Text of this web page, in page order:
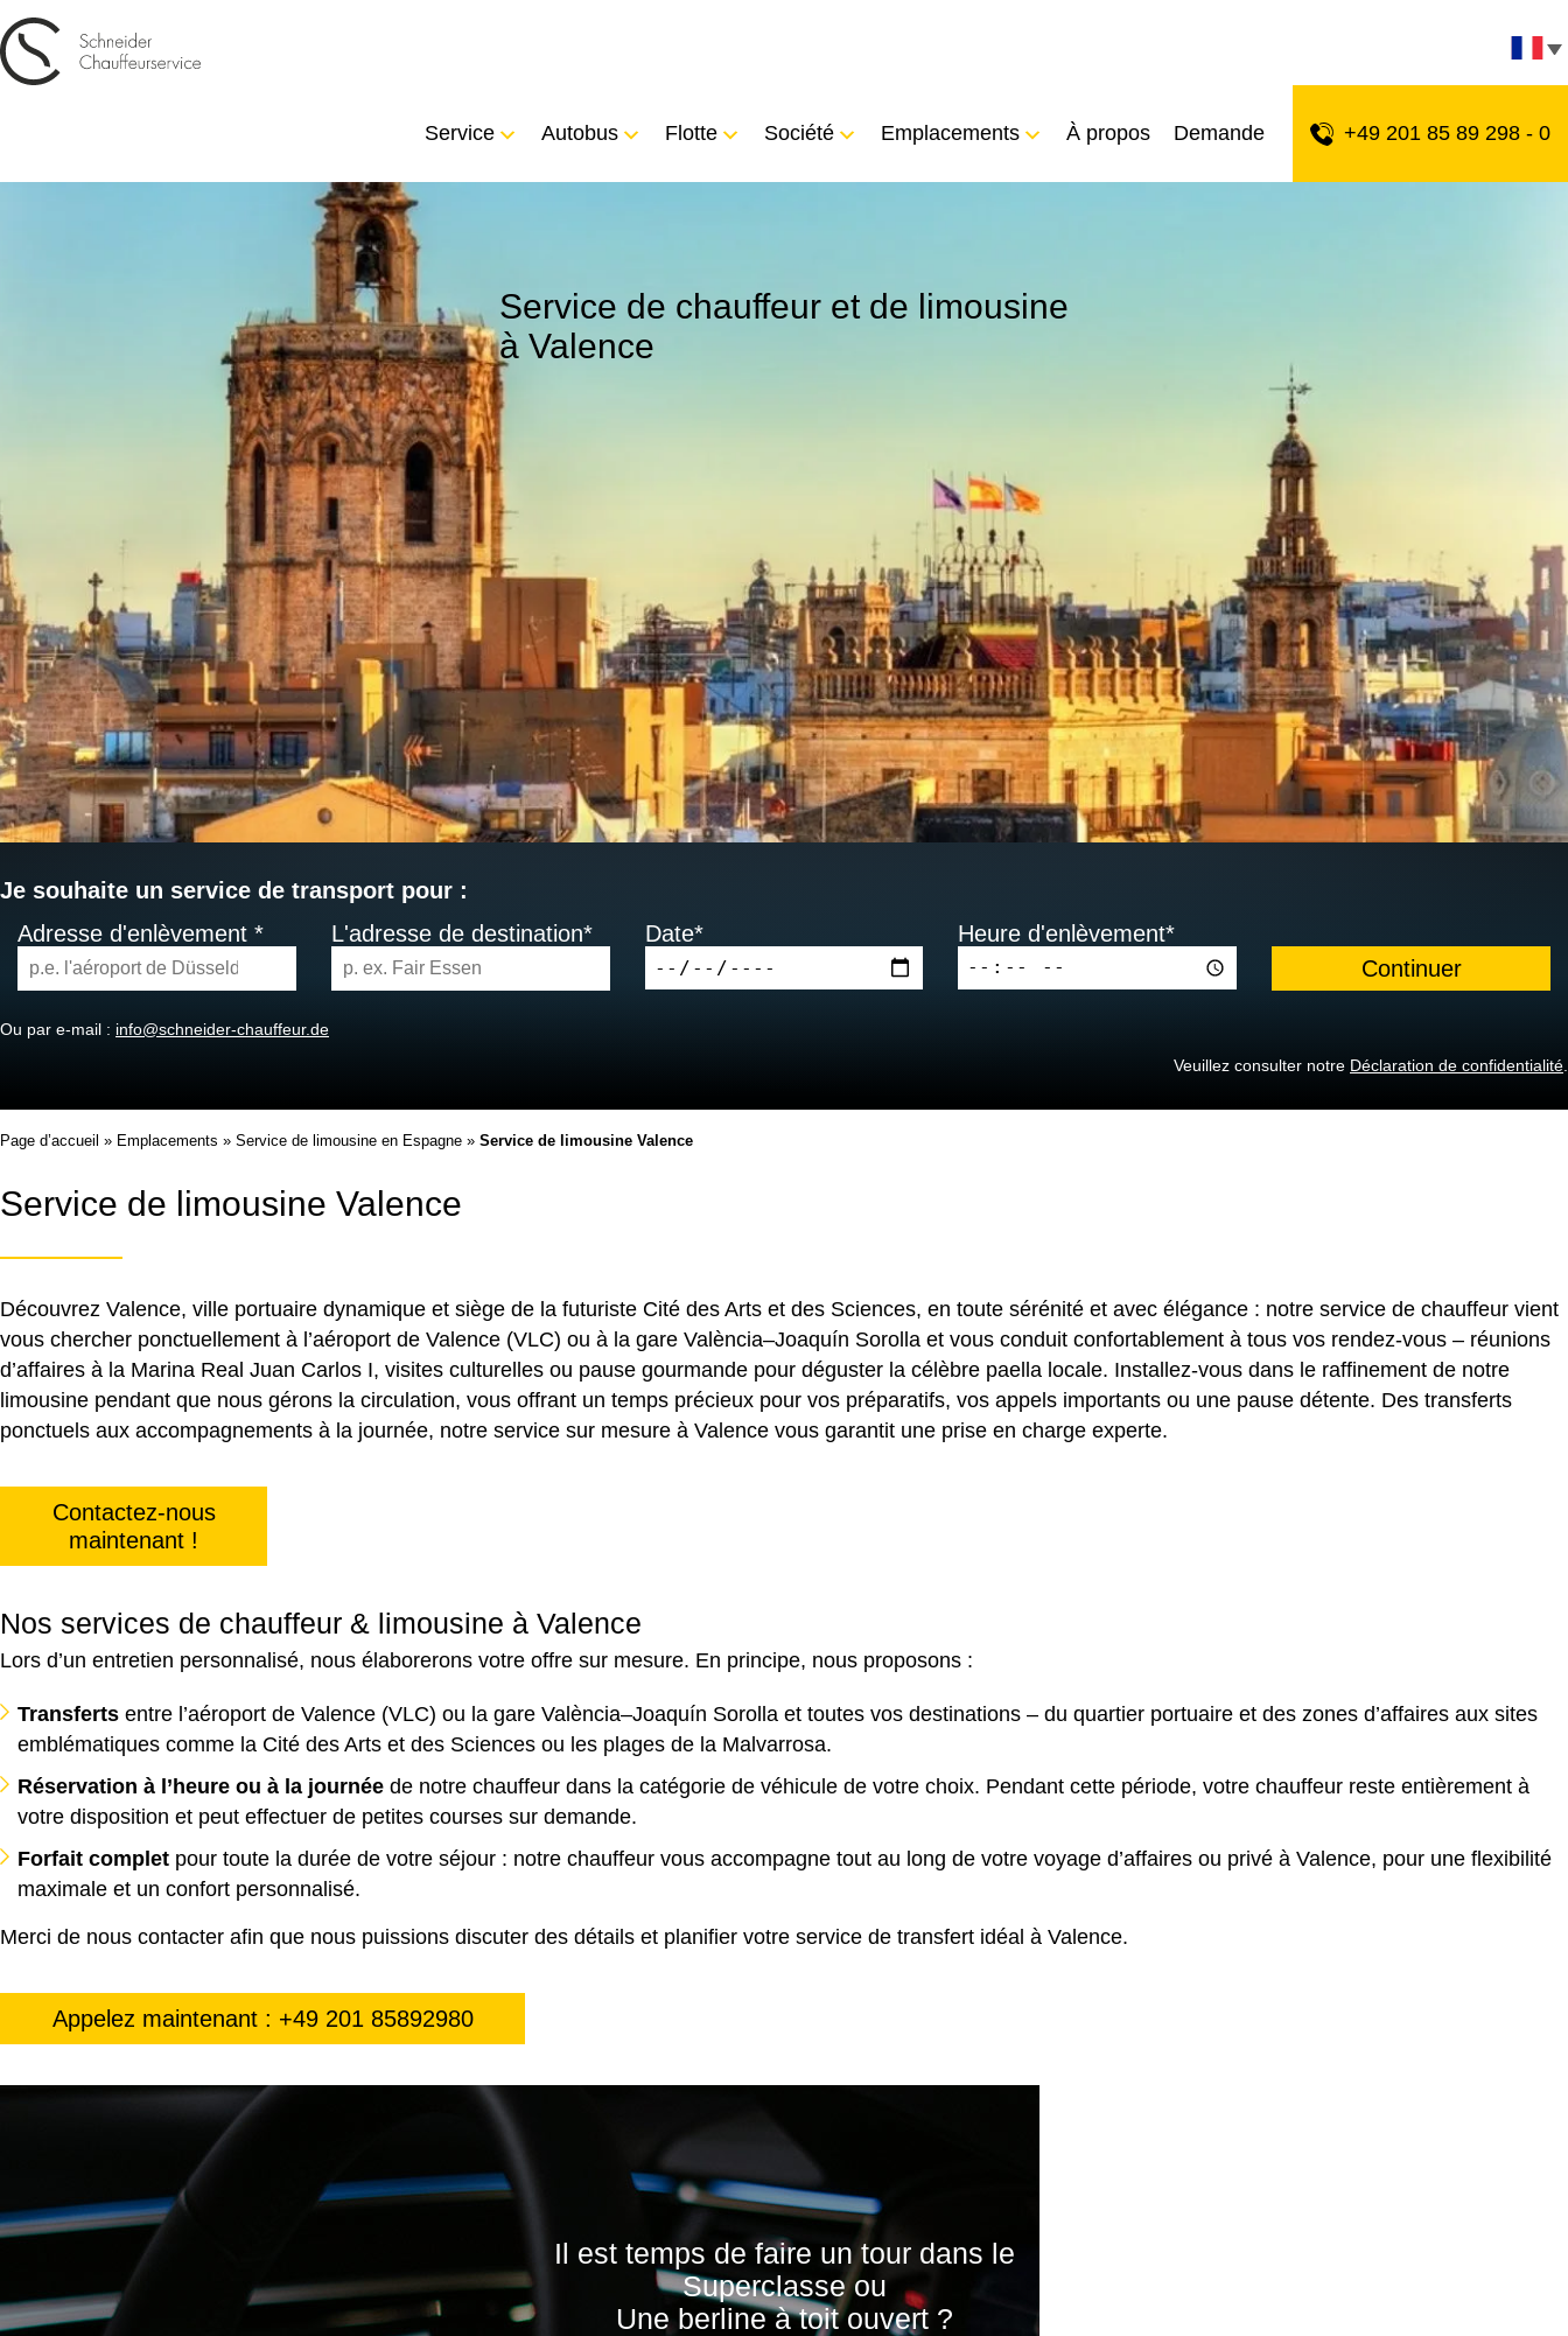
Service Autobus Flotte Société Emplacements À propos Demande +49 201 85 89 298 - 0
Service de chauffeur et de limousine
à Valence
Je souhaite un service de transport pour :
Adresse d'enlèvement *
L'adresse de destination* Date* Heure d'enlèvement*
Ou par e-mail : info@schneider-chauffeur.de
Veuillez consulter notre Déclaration de confidentialité
Page d’accueil » Emplacements » Service de limousine en Espagne » Service de limousine Valence
Service de limousine Valence
Découvrez Valence, ville portuaire dynamique et siège de la futuriste Cité des Arts et des Sciences, en toute sérénité et avec élégance : notre service de chauffeur vient
vous chercher ponctuellement à l’aéroport de Valence (VLC) ou à la gare València–Joaquín Sorolla et vous conduit confortablement à tous vos rendez-vous – réunions
d’affaires à la Marina Real Juan Carlos I, visites culturelles ou pause gourmande pour déguster la célèbre paella locale. Installez-vous dans le raffinement de notre
limousine pendant que nous gérons la circulation, vous offrant un temps précieux pour vos préparatifs, vos appels importants ou une pause détente. Des transferts
ponctuels aux accompagnements à la journée, notre service sur mesure à Valence vous garantit une prise en charge experte.
Contactez-nous
maintenant !
Nos services de chauffeur & limousine à Valence
Lors d’un entretien personnalisé, nous élaborerons votre offre sur mesure. En principe, nous proposons :
Transferts entre l’aéroport de Valence (VLC) ou la gare València–Joaquín Sorolla et toutes vos destinations – du quartier portuaire et des zones d’affaires aux sites
emblématiques comme la Cité des Arts et des Sciences ou les plages de la Malvarrosa.
Réservation à l’heure ou à la journée de notre chauffeur dans la catégorie de véhicule de votre choix. Pendant cette période, votre chauffeur reste entièrement à
votre disposition et peut effectuer de petites courses sur demande.
Forfait complet pour toute la durée de votre séjour : notre chauffeur vous accompagne tout au long de votre voyage d’affaires ou privé à Valence, pour une flexibilité
maximale et un confort personnalisé.
Merci de nous contacter afin que nous puissions discuter des détails et planifier votre service de transfert idéal à Valence.
Appelez maintenant : +49 201 85892980
Il est temps de faire un tour dans le
Superclasse ou
Une berline à toit ouvert ?